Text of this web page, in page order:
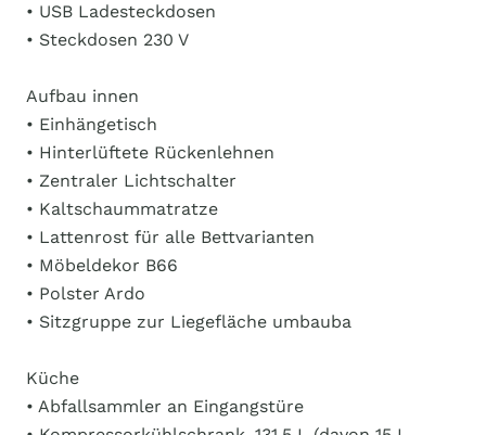
• USB Ladesteckdosen
• Steckdosen 230 V
Aufbau innen
• Einhängetisch
• Hinterlüftete Rückenlehnen
• Zentraler Lichtschalter
• Kaltschaummatratze
• Lattenrost für alle Bettvarianten
• Möbeldekor B66
• Polster Ardo
• Sitzgruppe zur Liegefläche umbauba
Küche
• Abfallsammler an Eingangstüre